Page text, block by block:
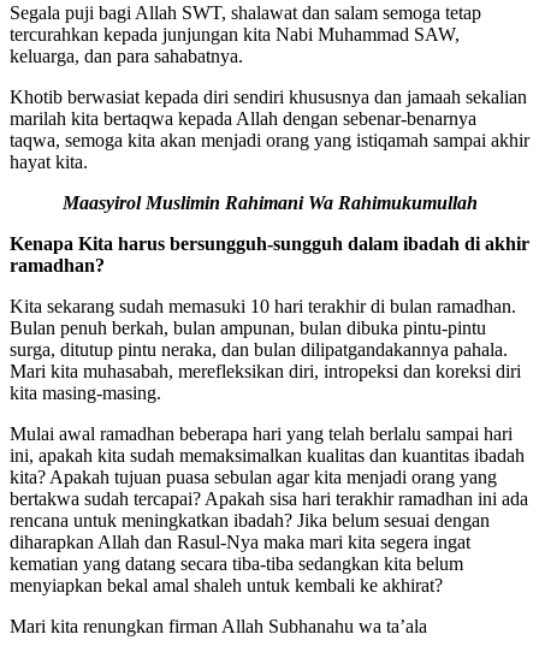
Segala puji bagi Allah SWT, shalawat dan salam semoga tetap
tercurahkan kepada junjungan kita Nabi Muhammad SAW,
keluarga, dan para sahabatnya.
Khotib berwasiat kepada diri sendiri khususnya dan jamaah sekalian
marilah kita bertaqwa kepada Allah dengan sebenar-benarnya
taqwa, semoga kita akan menjadi orang yang istiqamah sampai akhir
hayat kita.
Maasyirol Muslimin Rahimani Wa Rahimukumullah
Kenapa Kita harus bersungguh-sungguh dalam ibadah di akhir
ramadhan?
Kita sekarang sudah memasuki 10 hari terakhir di bulan ramadhan.
Bulan penuh berkah, bulan ampunan, bulan dibuka pintu-pintu
surga, ditutup pintu neraka, dan bulan dilipatgandakannya pahala.
Mari kita muhasabah, merefleksikan diri, intropeksi dan koreksi diri
kita masing-masing.
Mulai awal ramadhan beberapa hari yang telah berlalu sampai hari
ini, apakah kita sudah memaksimalkan kualitas dan kuantitas ibadah
kita? Apakah tujuan puasa sebulan agar kita menjadi orang yang
bertakwa sudah tercapai? Apakah sisa hari terakhir ramadhan ini ada
rencana untuk meningkatkan ibadah? Jika belum sesuai dengan
diharapkan Allah dan Rasul-Nya maka mari kita segera ingat
kematian yang datang secara tiba-tiba sedangkan kita belum
menyiapkan bekal amal shaleh untuk kembali ke akhirat?
Mari kita renungkan firman Allah Subhanahu wa ta’ala